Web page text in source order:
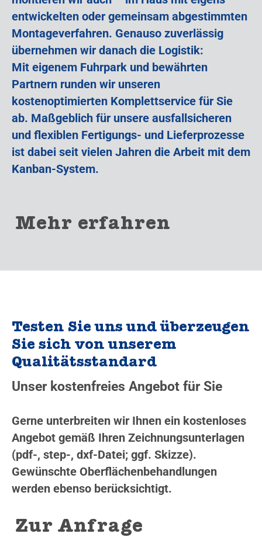
Testen Sie uns und überzeugen
Sie sich von unserem
Qualitätsstandard
Unser kostenfreies Angebot für Sie
Gerne unterbreiten wir Ihnen ein kostenloses
Angebot gemäß Ihren Zeichnungsunterlagen
(pdf-, step-, dxf-Datei; ggf. Skizze).
Gewünschte Oberflächenbehandlungen
werden ebenso berücksichtigt.
Zur Anfrage
entwickelten oder gemeinsam abgestimmten
Montageverfahren. Genauso zuverlässig
übernehmen wir danach die Logistik:
Mit eigenem Fuhrpark und bewährten
Partnern runden wir unseren
kostenoptimierten Komplettservice für Sie
ab. Maßgeblich für unsere ausfallsicheren
und flexiblen Fertigungs- und Lieferprozesse
ist dabei seit vielen Jahren die Arbeit mit dem
Kanban-System.
Mehr erfahren